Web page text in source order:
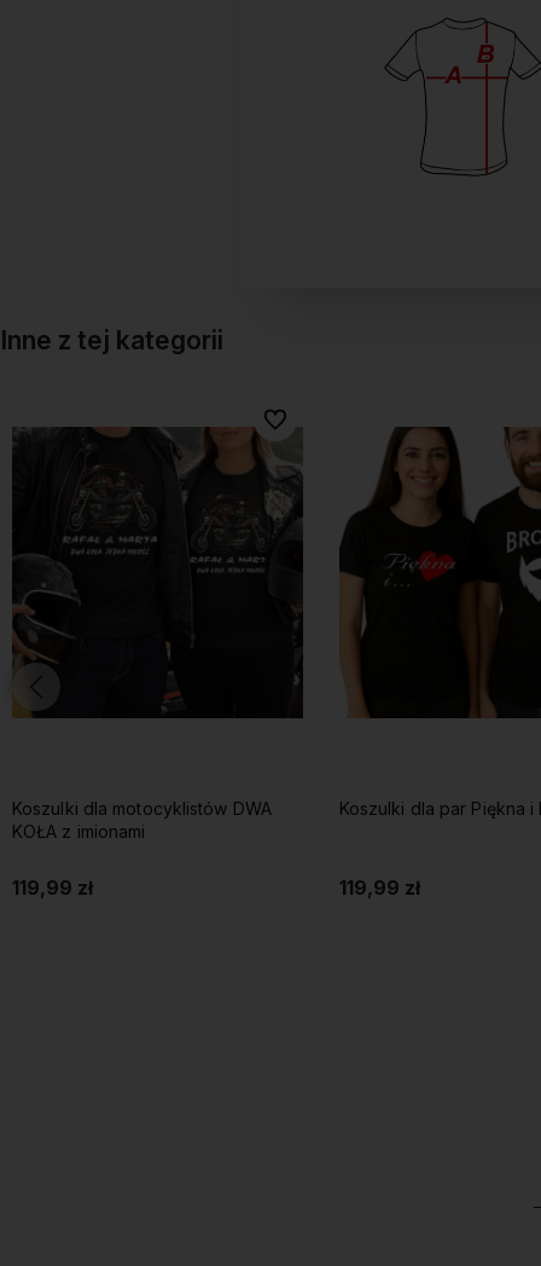
Inne z tej kategorii
Koszulki dla motocyklistów DWA
KOŁA z imionami
119,99 zł
Do ulubionych
Do ulubionych
Koszulki dla par Piękna i
119,99 zł